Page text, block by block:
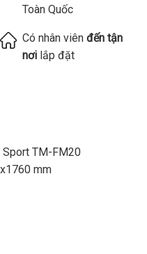
Toàn Quốc
Có nhân viên đến tận
nơilắp đặt
TM-FM20
mm